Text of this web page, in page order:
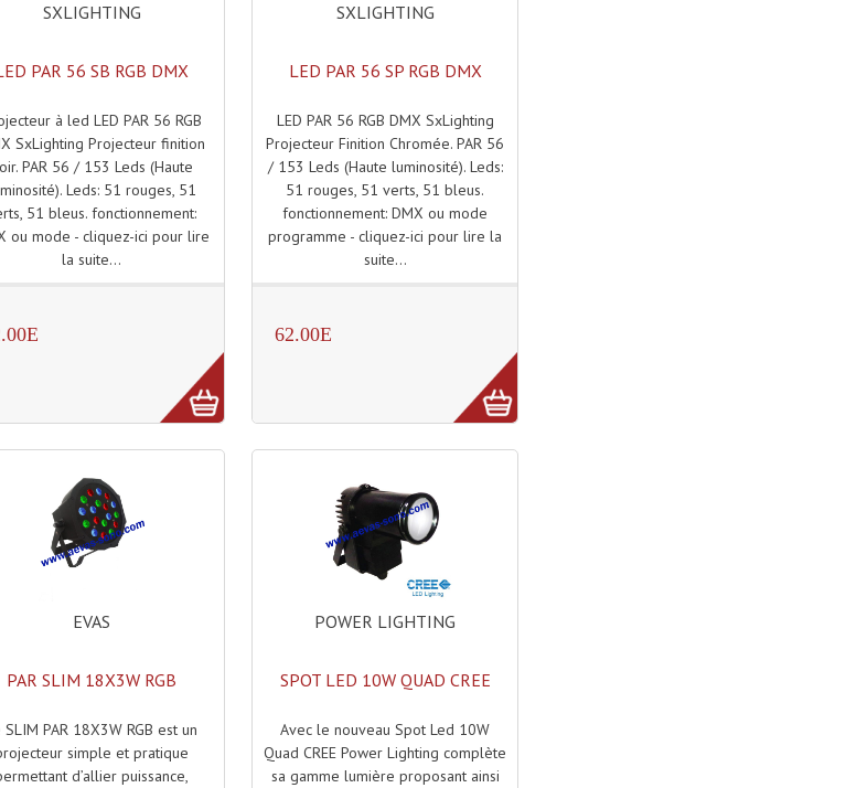
SXLIGHTING
PAR 56 SB RGB DMX
à led LED PAR 56 RGB
SxLighting Projecteur finition
PAR 56 / 153 Leds (Haute
Leds: 51 rouges, 51
51 bleus. fonctionnement:
ou mode - cliquez-ici pour lire
la suite...
SXLIGHTING
LED PAR 56 SP RGB DMX
LED PAR 56 RGB DMX SxLighting
Projecteur Finition Chromée. PAR 56
/ 153 Leds (Haute luminosité). Leds:
51 rouges, 51 verts, 51 bleus.
fonctionnement: DMX ou mode
programme - cliquez-ici pour lire la
suite...
62.00E
EVAS
PAR SLIM 18X3W RGB
SLIM PAR 18X3W RGB est un
simple et pratique
d’allier puissance,
POWER LIGHTING
SPOT LED 10W QUAD CREE
Avec le nouveau Spot Led 10W
Quad CREE Power Lighting complète
sa gamme lumière proposant ainsi